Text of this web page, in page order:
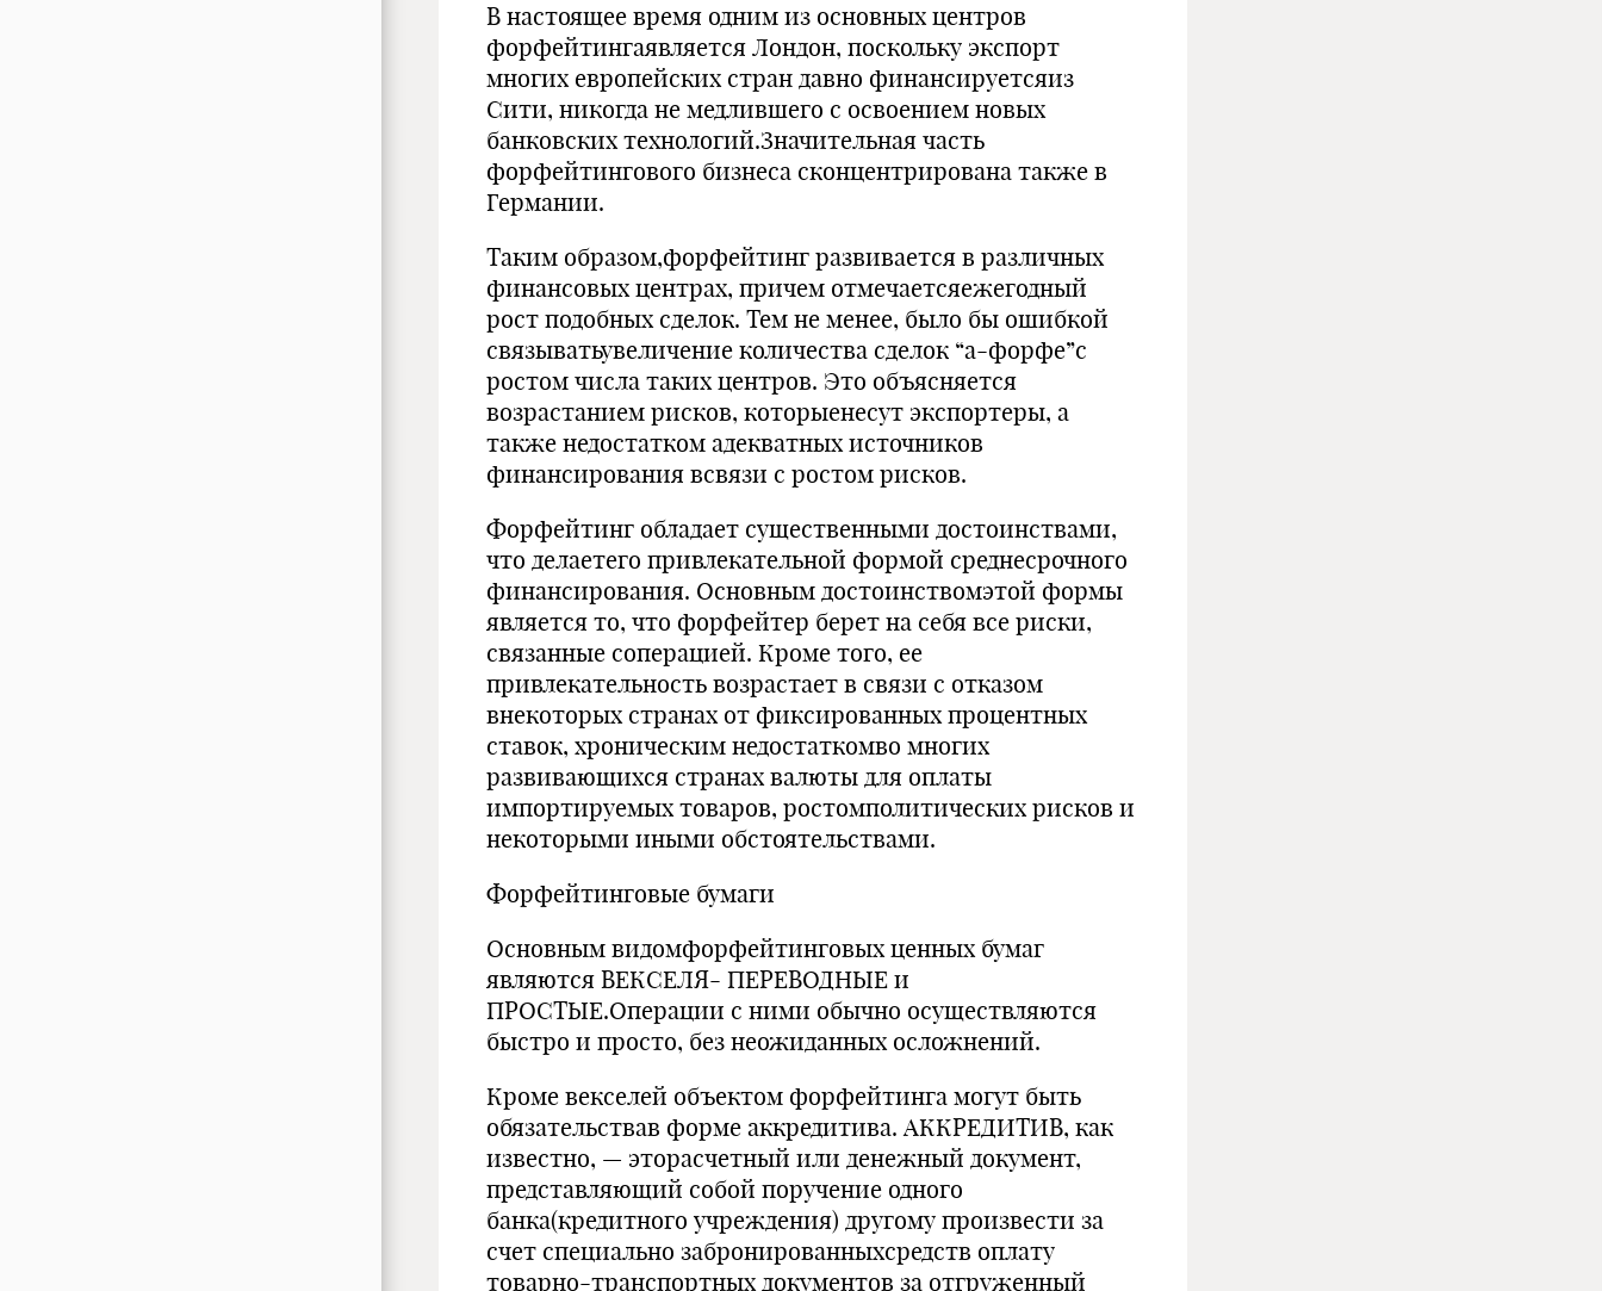
В настоящее время одним из основных центров
форфейтингаявляется Лондон, поскольку экспорт
многих европейских стран давно финансируетсяиз
Сити, никогда не медлившего с освоением новых
банковских технологий.Значительная часть
форфейтингового бизнеса сконцентрирована также в
Германии.
Таким образом,форфейтинг развивается в различных
финансовых центрах, причем отмечаетсяежегодный
рост подобных сделок. Тем не менее, было бы ошибкой
связыватьувеличение количества сделок “а-форфе”с
ростом числа таких центров. Это объясняется
возрастанием рисков, которыенесут экспортеры, а
также недостатком адекватных источников
финансирования всвязи с ростом рисков.
Форфейтинг обладает существенными достоинствами,
что делаетего привлекательной формой среднесрочного
финансирования. Основным достоинствомэтой формы
является то, что форфейтер берет на себя все риски,
связанные соперацией. Кроме того, ее
привлекательность возрастает в связи с отказом
внекоторых странах от фиксированных процентных
ставок, хроническим недостаткомво многих
развивающихся странах валюты для оплаты
импортируемых товаров, ростомполитических рисков и
некоторыми иными обстоятельствами.
Форфейтинговые бумаги
Основным видомфорфейтинговых ценных бумаг
являются ВЕКСЕЛЯ- ПЕРЕВОДНЫЕ и
ПРОСТЫЕ.Операции с ними обычно осуществляются
быстро и просто, без неожиданных осложнений.
Кроме векселей объектом форфейтинга могут быть
обязательствав форме аккредитива. АККРЕДИТИВ, как
известно, — эторасчетный или денежный документ,
представляющий собой поручение одного
банка(кредитного учреждения) другому произвести за
счет специально забронированныхсредств оплату
товарно-транспортных документов за отгруженный